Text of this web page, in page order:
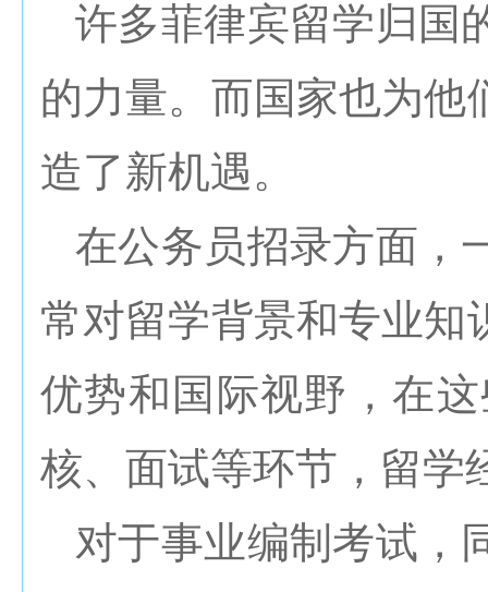
许多菲律宾留学归国
的力量。而国家也为他
造了新机遇。
在公务员招录方面，
常对留学背景和专业知
优势和国际视野，在
核、面试等环节，留学
对于事业编制考试，